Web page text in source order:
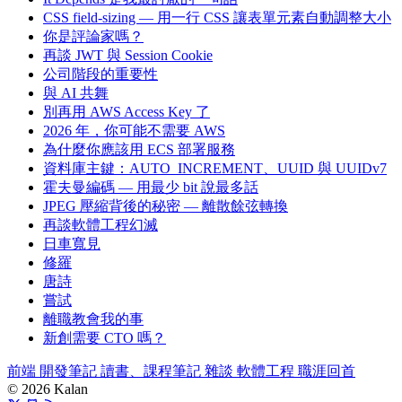
CSS field-sizing — 用一行 CSS 讓表單元素自動調整大小
你是評論家嗎？
再談 JWT 與 Session Cookie
公司階段的重要性
與 AI 共舞
別再用 AWS Access Key 了
2026 年，你可能不需要 AWS
為什麼你應該用 ECS 部署服務
資料庫主鍵：AUTO_INCREMENT、UUID 與 UUIDv7
霍夫曼編碼 — 用最少 bit 說最多話
JPEG 壓縮背後的秘密 — 離散餘弦轉換
再談軟體工程幻滅
日車寬見
修羅
唐詩
嘗試
離職教會我的事
新創需要 CTO 嗎？
前端 開發筆記 讀書、課程筆記 雜談 軟體工程 職涯回首
© 2026 Kalan